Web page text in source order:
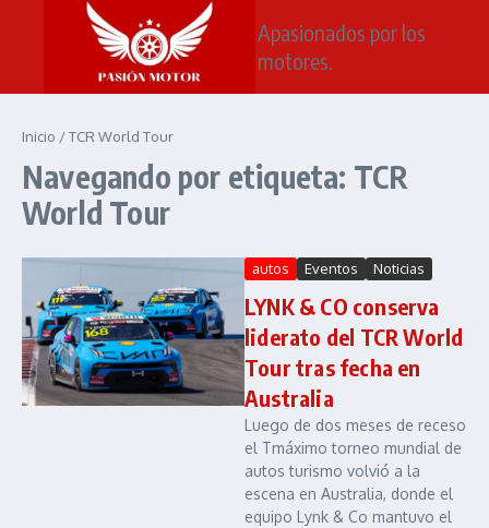
Saltar al contenido
Apasionados por los
motores.
Inicio /TCR World Tour
Navegando por etiqueta: TCR
World Tour
autos Eventos Noticias
LYNK & CO conserva
liderato del TCR World
Tour tras fecha en
Australia
Luego de dos meses de receso
el Tmáximo torneo mundial de
autos turismo volvió a la
escena en Australia, donde el
equipo Lynk & Co mantuvo el